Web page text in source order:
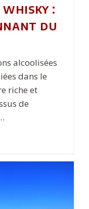
:
du
alcoolisées
dans le
riche et
de